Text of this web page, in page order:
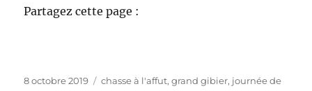
t
Partagez cette page :
P
8 octobre 2019
C
chasse à l'affut,grand gibier, journée de